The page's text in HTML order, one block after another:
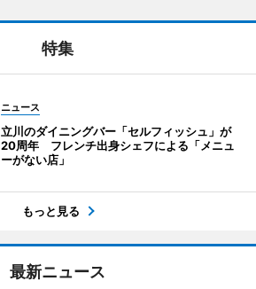
特集
ニュース
立川のダイニングバー「セルフィッシュ」が
20周年 フレンチ出身シェフによる「メニュ
ーがない店」
もっと見る
最新ニュース